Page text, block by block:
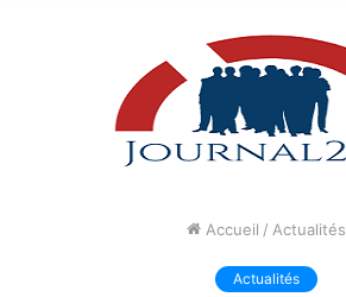
Accueil / Actualités
Actualités